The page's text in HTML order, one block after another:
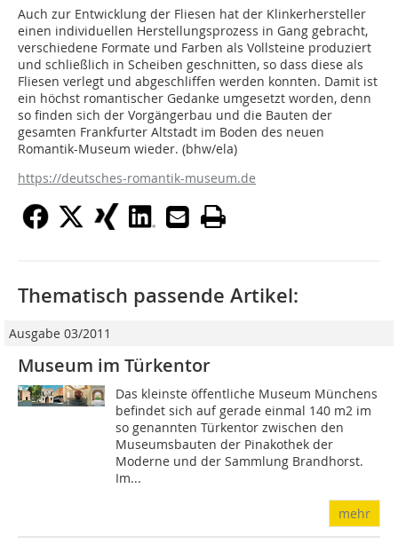
Auch zur Entwicklung der Fliesen hat der Klinkerhersteller
einen individuellen Herstellungsprozess in Gang gebracht,
verschiedene Formate und Farben als Vollsteine produziert
und schließlich in Scheiben geschnitten, so dass diese als
Fliesen verlegt und abgeschliffen werden konnten. Damit ist
ein höchst romantischer Gedanke umgesetzt worden, denn
so finden sich der Vorgängerbau und die Bauten der
gesamten Frankfurter Altstadt im Boden des neuen
Romantik-Museum wieder. (bhw/ela)
https://deutsches-romantik-museum.de
Thematisch passende Artikel:
Ausgabe 03/2011
Museum im Türkentor
Das kleinste öffentliche Museum Münchens
befindet sich auf gerade einmal 140 m2 im
so genannten Türkentor zwischen den
Museumsbauten der Pinakothek der
Moderne und der Sammlung Brandhorst.
Im...
mehr